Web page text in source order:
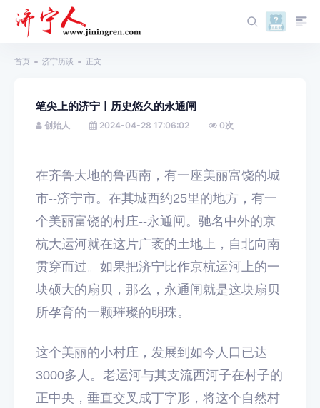
首页 济宁历谈 正文
笔尖上的济宁丨历史悠久的永通闸
创始人 2024-04-28 17:06:02 0次
在齐鲁大地的鲁西南，有一座美丽富饶的城
市--济宁市。在其城西约25里的地方，有一
个美丽富饶的村庄--永通闸。驰名中外的京
杭大运河就在这片广袤的土地上，自北向南
贯穿而过。如果把济宁比作京杭运河上的一
块硕大的扇贝，那么，永通闸就是这块扇贝
所孕育的一颗璀璨的明珠。
这个美丽的小村庄，发展到如今人口已达
3000多人。老运河与其支流西河子在村子的
正中央，垂直交叉成丁字形，将这个自然村